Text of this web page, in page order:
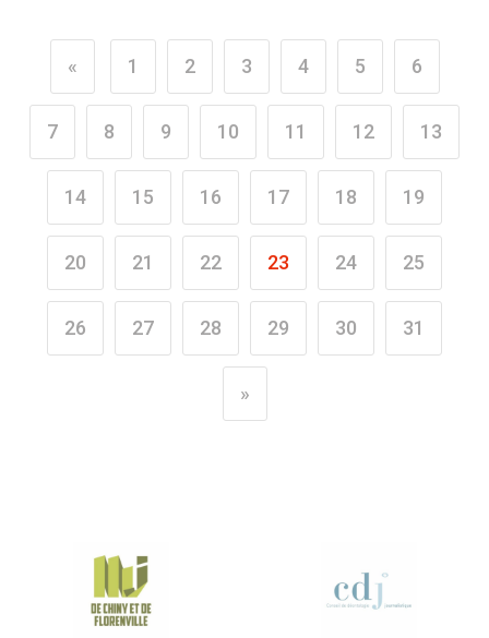
« 1 2 3 4 5 6
7 8 9 10 11 12 13
14 15 16 17 18 19
20 21 22 23 24 25
26 27 28 29 30 31
»